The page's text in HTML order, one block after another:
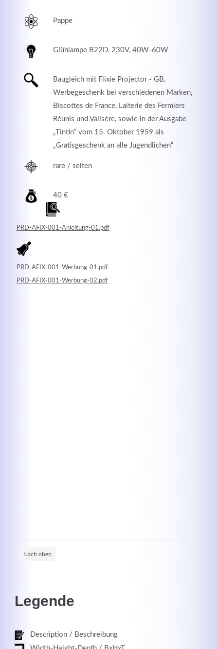
Pappe
Glühlampe B22D, 230V, 40W-60W
Baugleich mit Flixie Projector - GB,
Werbegeschenk bei verschiedenen Marken,
Biscottes de France, Laiterie des Fermiers
Réunis und Valisère, sowie in der Ausgabe
„Tintin“ vom 15. Oktober 1959 als
„Gratisgeschenk an alle Jugendlichen“
rare / selten
40 €
PRD-AFIX-001-Anleitung-01.pdf
PRD-AFIX-001-Werbung-01.pdf
PRD-AFIX-001-Werbung-02.pdf
Nach oben
Legende
Description / Beschreibung
Modern & Simple
elit. Aenean commodo ligula eget dolor.